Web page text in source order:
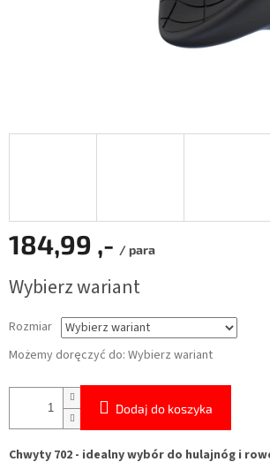
184,99 ,- / para
jednostkowa:
Wybierz wariant
Rozmiar
Możemy doręczyć do: Wybierz wariant
Dodaj do koszyka
Chwyty 702 - idealny wybór do hulajnóg i